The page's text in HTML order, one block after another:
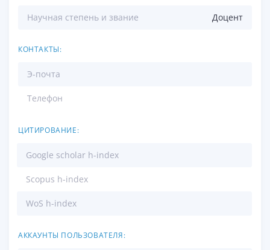
Научная степень и звание Доцент
КОНТАКТЫ:
Э-почта
Телефон
ЦИТИРОВАНИЕ:
Google scholar h-index
Scopus h-index
WoS h-index
АККАУНТЫ ПОЛЬЗОВАТЕЛЯ: